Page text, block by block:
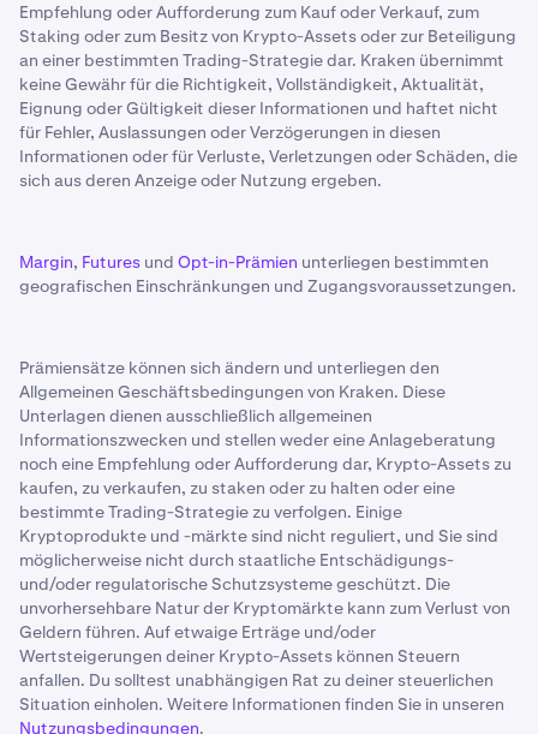
Empfehlung oder Aufforderung zum Kauf oder Verkauf, zum
Staking oder zum Besitz von Krypto-Assets oder zur Beteiligung
an einer bestimmten Trading-Strategie dar. Kraken übernimmt
keine Gewähr für die Richtigkeit, Vollständigkeit, Aktualität,
Eignung oder Gültigkeit dieser Informationen und haftet nicht
für Fehler, Auslassungen oder Verzögerungen in diesen
Informationen oder für Verluste, Verletzungen oder Schäden, die
sich aus deren Anzeige oder Nutzung ergeben.
Margin, Futures und Opt-in-Prämien unterliegen bestimmten
geografischen Einschränkungen und Zugangsvoraussetzungen.
Prämiensätze können sich ändern und unterliegen den
Allgemeinen Geschäftsbedingungen von Kraken. Diese
Unterlagen dienen ausschließlich allgemeinen
Informationszwecken und stellen weder eine Anlageberatung
noch eine Empfehlung oder Aufforderung dar, Krypto-Assets zu
kaufen, zu verkaufen, zu staken oder zu halten oder eine
bestimmte Trading-Strategie zu verfolgen. Einige
Kryptoprodukte und -märkte sind nicht reguliert, und Sie sind
möglicherweise nicht durch staatliche Entschädigungs-
und/oder regulatorische Schutzsysteme geschützt. Die
unvorhersehbare Natur der Kryptomärkte kann zum Verlust von
Geldern führen. Auf etwaige Erträge und/oder
Wertsteigerungen deiner Krypto-Assets können Steuern
anfallen. Du solltest unabhängigen Rat zu deiner steuerlichen
Situation einholen. Weitere Informationen finden Sie in unseren
Nutzungsbedingungen.